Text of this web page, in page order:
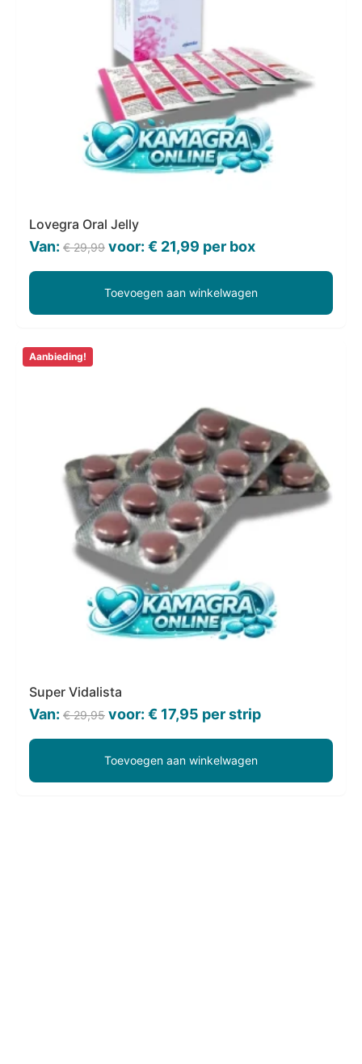
Lovegra Oral Jelly
Van: €29,99 Oorspronkelijke
prijs
was:
€ 29,99.
voor: € 21,99 Huidige
prijs
is:
€ 21,99.
per box
Toevoegen aan winkelwagen
Aanbieding!
Super Vidalista
Van: €29,95 Oorspronkelijke
prijs
was:
€ 29,95.
voor: € 17,95 Huidige
prijs
is:
€ 17,95.
per strip
Toevoegen aan winkelwagen